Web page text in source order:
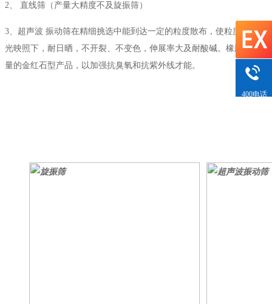
2、 直线筛（产量大精度不及旋振筛）
3、超声波 振动筛在精细挑选中能到达一定的粒度散布，使粒度平均
光映照下，耐日晒，不开裂、不变色，伸展率大及耐酸碱。橡胶用钛
量的金红石型产品，以加强抗臭氧和抗紫外线才能。
400电话